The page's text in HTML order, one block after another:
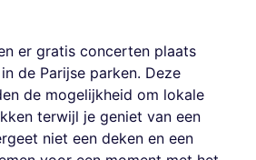
er gratis concerten plaats
de Parijse parken. Deze
de mogelijkheid om lokale
terwijl je geniet van een
niet een deken en een